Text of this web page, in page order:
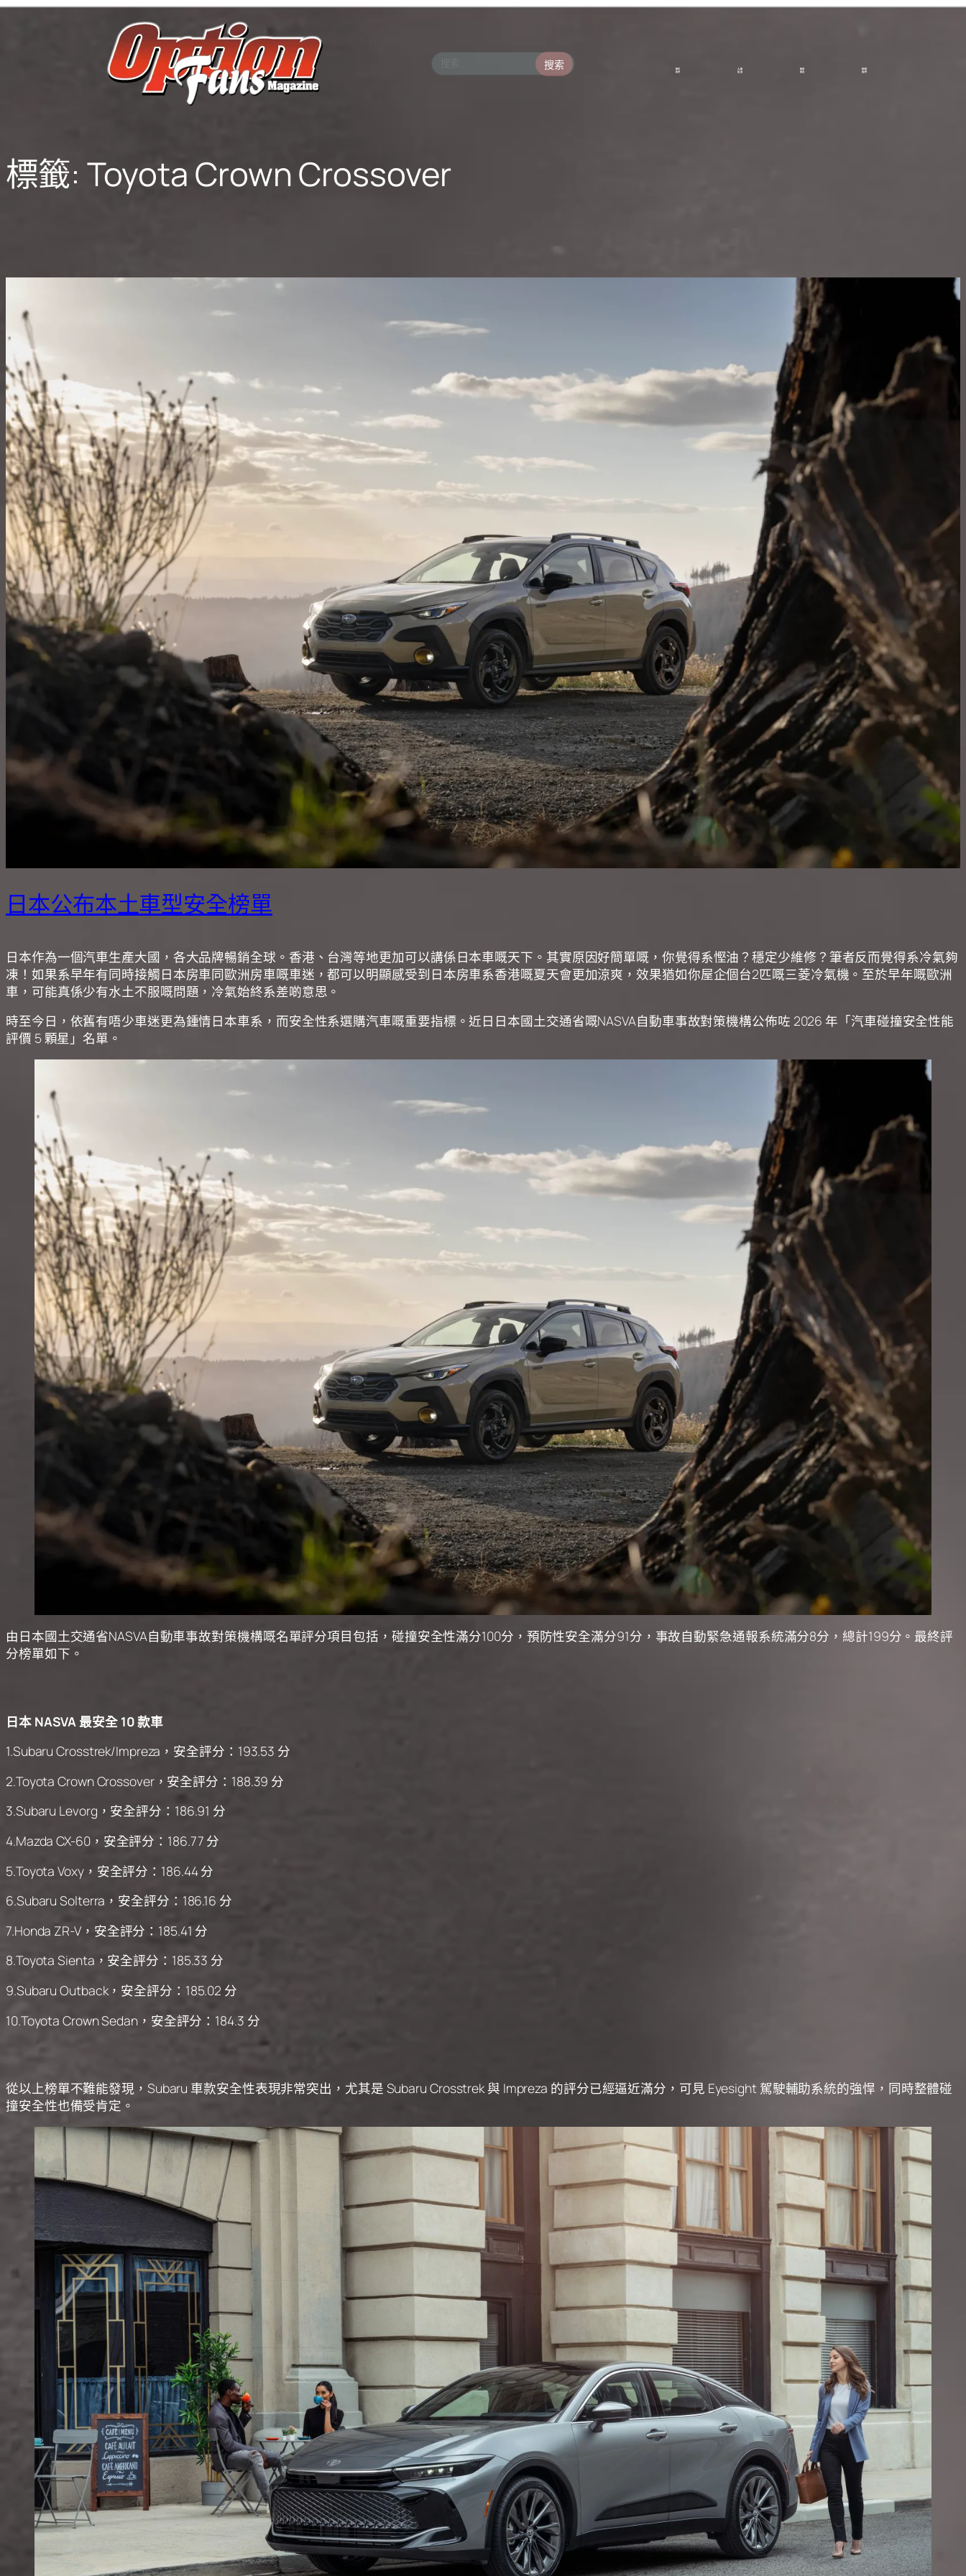
搜索
標籤: Toyota Crown Crossover
日本公布本土車型安全榜單
日本作為一個汽車生產大國，各大品牌暢銷全球。香港、台灣等地更加可以講係日本車嘅天下。其實原因好簡單嘅，你覺得系慳油？穩定少維修？筆者反而覺得系冷氣夠
凍！如果系早年有同時接觸日本房車同歐洲房車嘅車迷，都可以明顯感受到日本房車系香港嘅夏天會更加涼爽，效果猶如你屋企個台2匹嘅三菱冷氣機。至於早年嘅歐洲
車，可能真係少有水土不服嘅問題，冷氣始終系差啲意思。
時至今日，依舊有唔少車迷更為鍾情日本車系，而安全性系選購汽車嘅重要指標。近日日本國土交通省嘅NASVA自動車事故對策機構公佈咗 2026 年「汽車碰撞安全性能
評價 5 顆星」名單。
由日本國土交通省NASVA自動車事故對策機構嘅名單評分項目包括，碰撞安全性滿分100分，預防性安全滿分91分，事故自動緊急通報系統滿分8分，總計199分。最終評
分榜單如下。
日本 NASVA 最安全 10 款車
1.Subaru Crosstrek/Impreza，安全評分：193.53 分
2.Toyota Crown Crossover，安全評分：188.39 分
3.Subaru Levorg，安全評分：186.91 分
4.Mazda CX-60，安全評分：186.77 分
5.Toyota Voxy，安全評分：186.44 分
6.Subaru Solterra，安全評分：186.16 分
7.Honda ZR-V，安全評分：185.41 分
8.Toyota Sienta，安全評分：185.33 分
9.Subaru Outback，安全評分：185.02 分
10.Toyota Crown Sedan，安全評分：184.3 分
從以上榜單不難能發現，Subaru 車款安全性表現非常突出，尤其是 Subaru Crosstrek 與 Impreza 的評分已經逼近滿分，可見 Eyesight 駕駛輔助系統的強悍，同時整體碰
撞安全性也備受肯定。